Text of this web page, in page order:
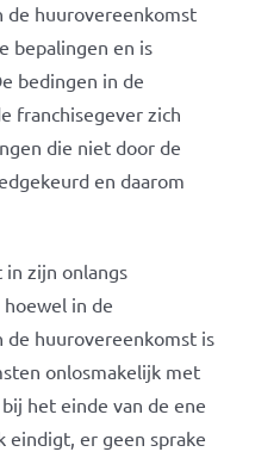
de huurovereenkomst
bepalingen en is
bedingen in de
franchisegever zich
die niet door de
en daarom
zijn onlangs
in de
de huurovereenkomst is
onlosmakelijk met
het einde van de ene
eindigt, er geen sprake